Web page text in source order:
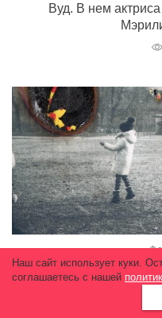
Вуд. В нем
Наш сайт использует куки.
соглашаетесь с нашей